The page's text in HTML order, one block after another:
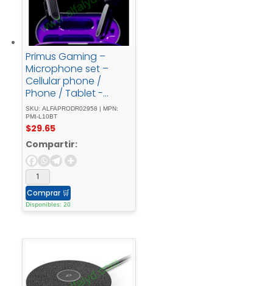
Primus Gaming –
Microphone set –
Cellular phone /
Phone / Tablet -
Wireless
SKU: ALFAPRODR02958 | MPN:
PMI-L10BT
$29.65
Compartir:
Comprar 🛒
Disponibles: 20